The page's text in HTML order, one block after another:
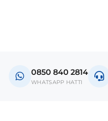
donanım ve kasa tipleri
0850 840 2814
WHATSAPP HATTI